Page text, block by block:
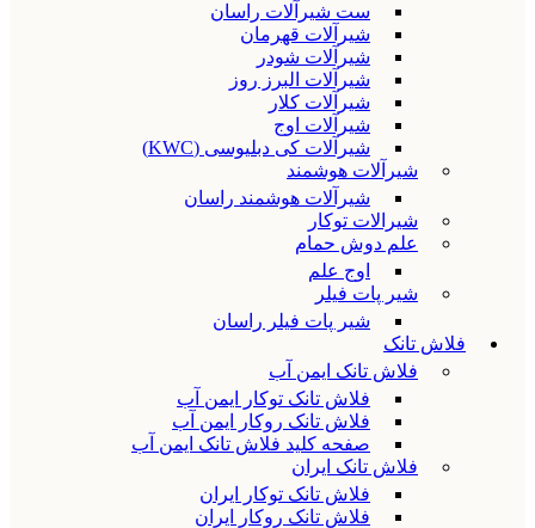
ست شیرآلات راسان
شیرآلات قهرمان
شیرآلات شودر
شیرآلات البرز روز
شیرآلات کلار
شیرآلات اوج
شیرآلات کی دبلیوسی (KWC)
شیرآلات هوشمند
شیرآلات هوشمند راسان
شیرالات توکار
علم دوش حمام
اوج علم
شیر پات فیلر
شیر پات فیلر راسان
فلاش تانک
فلاش تانک ایمن آب
فلاش تانک توکار ایمن آب
فلاش تانک روکار ایمن آب
صفحه کلید فلاش تانک ایمن آب
فلاش تانک ایران
فلاش تانک توکار ایران
فلاش تانک روکار ایران